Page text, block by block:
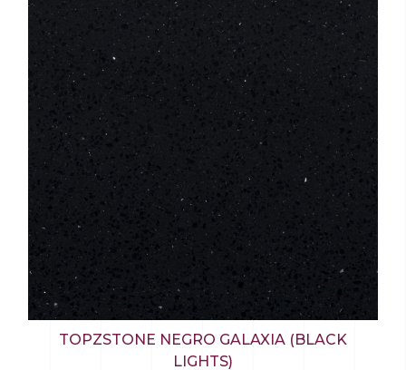
TOPZSTONE NEGRO GALAXIA (BLACK
LIGHTS)